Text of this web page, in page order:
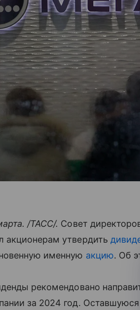
/ТАСС/. Совет
акционерам утвердить
именную акцию. Об
рекомендовано
за 2024 год.